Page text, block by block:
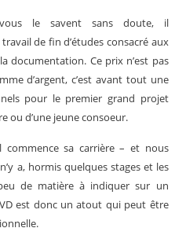
vous le savent sans doute, il
de fin d’études consacré aux
documentation. Ce prix n’est pas
d’argent, c’est avant tout une
pour le premier grand projet
ou d’une jeune consoeur.
commence sa carrière – et nous
a, hormis quelques stages et les
de matière à indiquer sur un
est donc un atout qui peut être